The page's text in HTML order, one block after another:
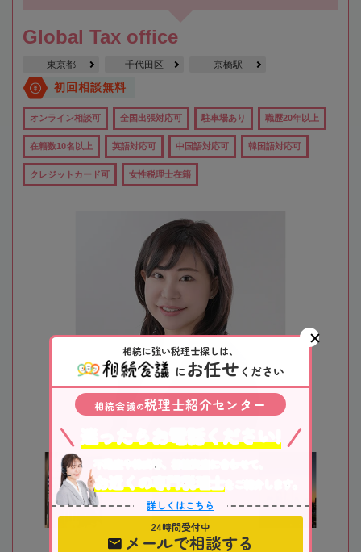
Global Tax office
東京都 千代田区 京橋駅
初回相談無料
オンライン相談可 全国出張対応可 駐車場あり 職歴20年以上
在籍数10名以上 英語対応可 中国語対応可 韓国語対応可
クレジットカード可 女性税理士在籍
相続に強い税理士探しは、
にお任せ ください
相続会議の税理士紹介センター
不動産や株式等、相続資産に合わせて、
お近くの専門税理士
をご紹介します。
詳しくはこちら
24時間受付中
メールで相談する